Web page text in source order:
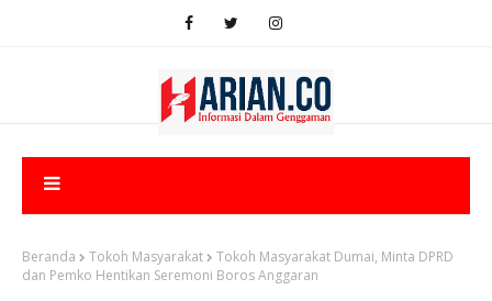
Beranda Tokoh Masyarakat
Tokoh Masyarakat Dumai, Minta DPRD
dan Pemko Hentikan Seremoni Boros Anggaran